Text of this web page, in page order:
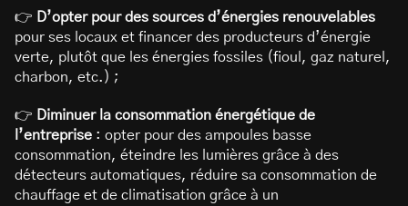
👉 D’opter pour des sources d’énergies renouvelables
pour ses locaux et financer des producteurs d’énergie
verte, plutôt que les énergies fossiles (fioul, gaz naturel,
charbon, etc.) ;
👉 Diminuer la consommation énergétique de
l’entreprise : opter pour des ampoules basse
consommation, éteindre les lumières grâce à des
détecteurs automatiques, réduire sa consommation de
chauffage et de climatisation grâce à un